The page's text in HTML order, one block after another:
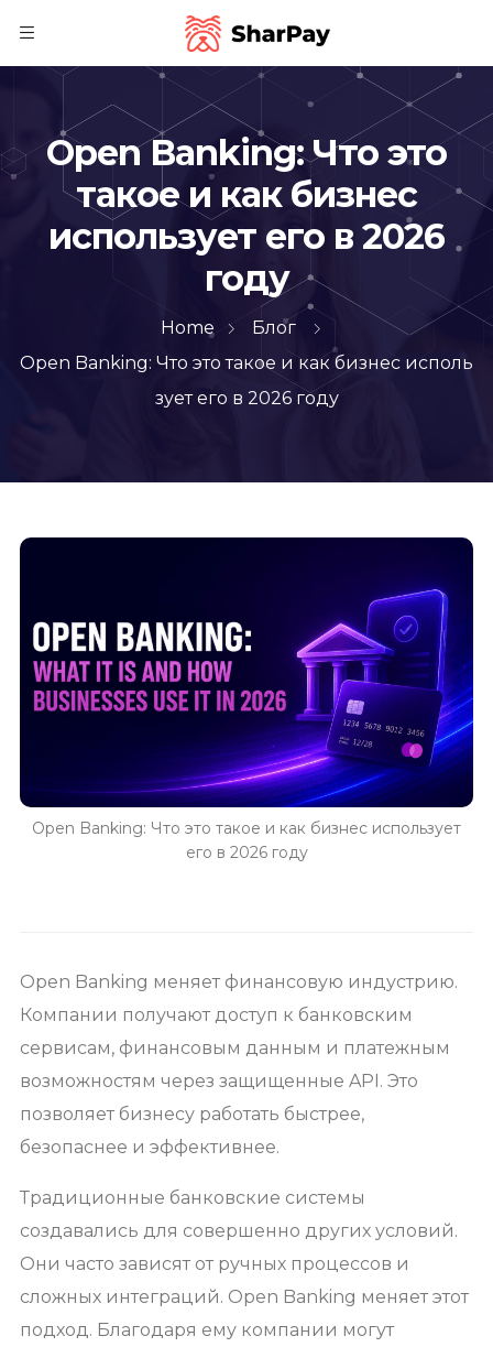
Open Banking: Что это
такое и как бизнес
использует его в 2026
году
Home
Блог
Open Banking: Что это такое и как бизнес исполь
зует его в 2026 году
Open Banking: Что это такое и как бизнес использует
его в 2026 году
Open Banking меняет финансовую индустрию.
Компании получают доступ к банковским
сервисам, финансовым данным и платежным
возможностям через защищенные API. Это
позволяет бизнесу работать быстрее,
безопаснее и эффективнее.
Традиционные банковские системы
создавались для совершенно других условий.
Они часто зависят от ручных процессов и
сложных интеграций. Open Banking меняет этот
подход. Благодаря ему компании могут